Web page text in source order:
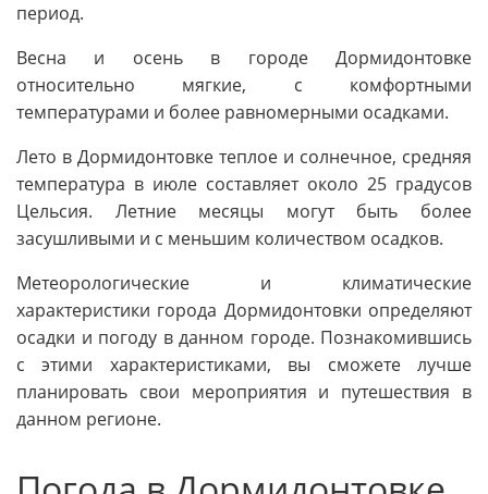
период.
Весна и осень в городе Дормидонтовке
относительно мягкие, с комфортными
температурами и более равномерными осадками.
Лето в Дормидонтовке теплое и солнечное, средняя
температура в июле составляет около 25 градусов
Цельсия. Летние месяцы могут быть более
засушливыми и с меньшим количеством осадков.
Метеорологические и климатические
характеристики города Дормидонтовки определяют
осадки и погоду в данном городе. Познакомившись
с этими характеристиками, вы сможете лучше
планировать свои мероприятия и путешествия в
данном регионе.